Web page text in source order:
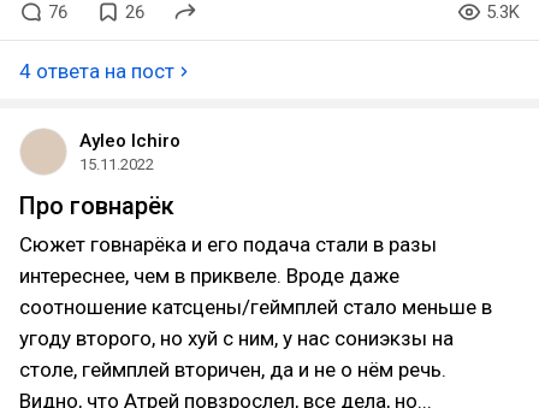
76 26 5.3K
4 ответа на пост
Ayleo Ichiro
15.11.2022
Про говнарёк
Сюжет говнарёка и его подача стали в разы
интереснее, чем в приквеле. Вроде даже
соотношение катсцены/геймплей стало меньше в
угоду второго, но хуй с ним, у нас сониэкзы на
столе, геймплей вторичен, да и не о нём речь.
Видно, что Атрей повзрослел, все дела, но...